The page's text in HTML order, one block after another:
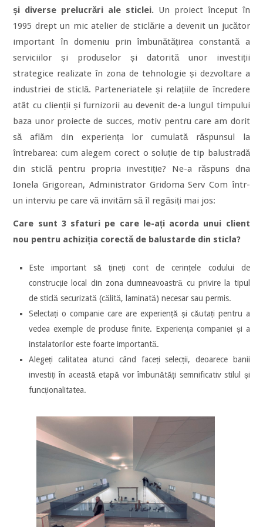
și diverse prelucrări ale sticlei. Un proiect început în
1995 drept un mic atelier de sticlărie a devenit un jucător
important în domeniu prin îmbunătățirea constantă a
serviciilor și produselor și datorită unor investiții
strategice realizate în zona de tehnologie și dezvoltare a
industriei de sticlă. Parteneriatele și relațiile de încredere
atât cu clienții și furnizorii au devenit de-a lungul timpului
baza unor proiecte de succes, motiv pentru care am dorit
să aflăm din experiența lor cumulată răspunsul la
întrebarea: cum alegem corect o soluție de tip balustradă
din sticlă pentru propria investiție? Ne-a răspuns dna
Ionela Grigorean, Administrator Gridoma Serv Com într-
un interviu pe care vă invităm să îl regăsiți mai jos:
Care sunt 3 sfaturi pe care le-ați acorda unui client
nou pentru achiziția corectă de balustarde din sticla?
Este important să țineți cont de cerințele codului de
construcție local din zona dumneavoastră cu privire la tipul
de sticlă securizată (călită, laminată) necesar sau permis.
Selectați o companie care are experiență și căutați pentru a
vedea exemple de produse finite. Experiența companiei și a
instalatorilor este foarte importantă.
Alegeți calitatea atunci când faceți selecții, deoarece banii
investiți în această etapă vor îmbunătăți semnificativ stilul și
funcționalitatea.